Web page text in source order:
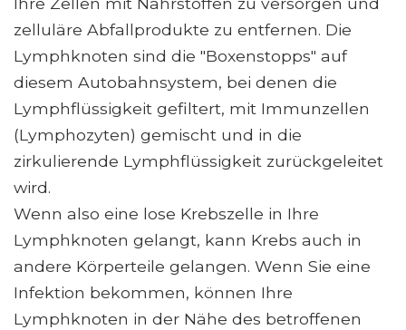
zelluläre Abfallprodukte zu entfernen. Die
Lymphknoten sind die "Boxenstopps" auf
diesem Autobahnsystem, bei denen die
Lymphflüssigkeit gefiltert, mit Immunzellen
(Lymphozyten) gemischt und in die
zirkulierende Lymphflüssigkeit zurückgeleitet
wird.
Wenn also eine lose Krebszelle in Ihre
Lymphknoten gelangt, kann Krebs auch in
andere Körperteile gelangen. Wenn Sie eine
Infektion bekommen, können Ihre
Lymphknoten in der Nähe des betroffenen